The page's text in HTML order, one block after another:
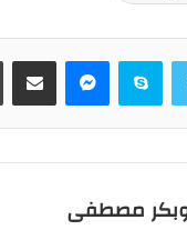
تويتر سكايب ماسنجر مشاركة عبر البريد
مصطفى